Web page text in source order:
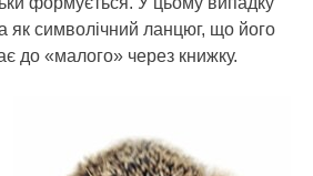
як символічний ланцюг, що його
до «малого» через книжку.